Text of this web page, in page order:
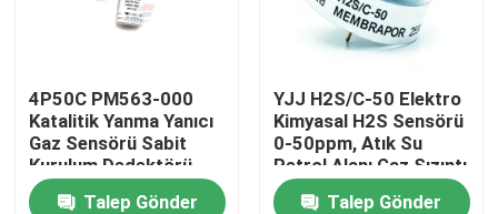
4P50C PM563-000
Katalitik Yanma Yanıcı
Gaz Sensörü Sabit
Kurulum Dedektörü
Talep Gönder
YJJ H2S/C-50 Elektro
Kimyasal H2S Sensörü
0-50ppm, Atık Su
Petrol Alanı Gaz Sızıntı
Detektörü için
Talep Gönder